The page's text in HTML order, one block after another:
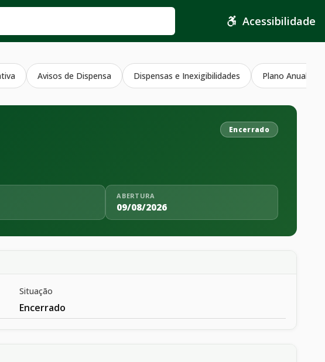
Acessibilidade
Avisos de Dispensa Dispensas e Inexigibilidades Plano Anual
Encerrado
ABERTURA
09/08/2026
Situação
Encerrado